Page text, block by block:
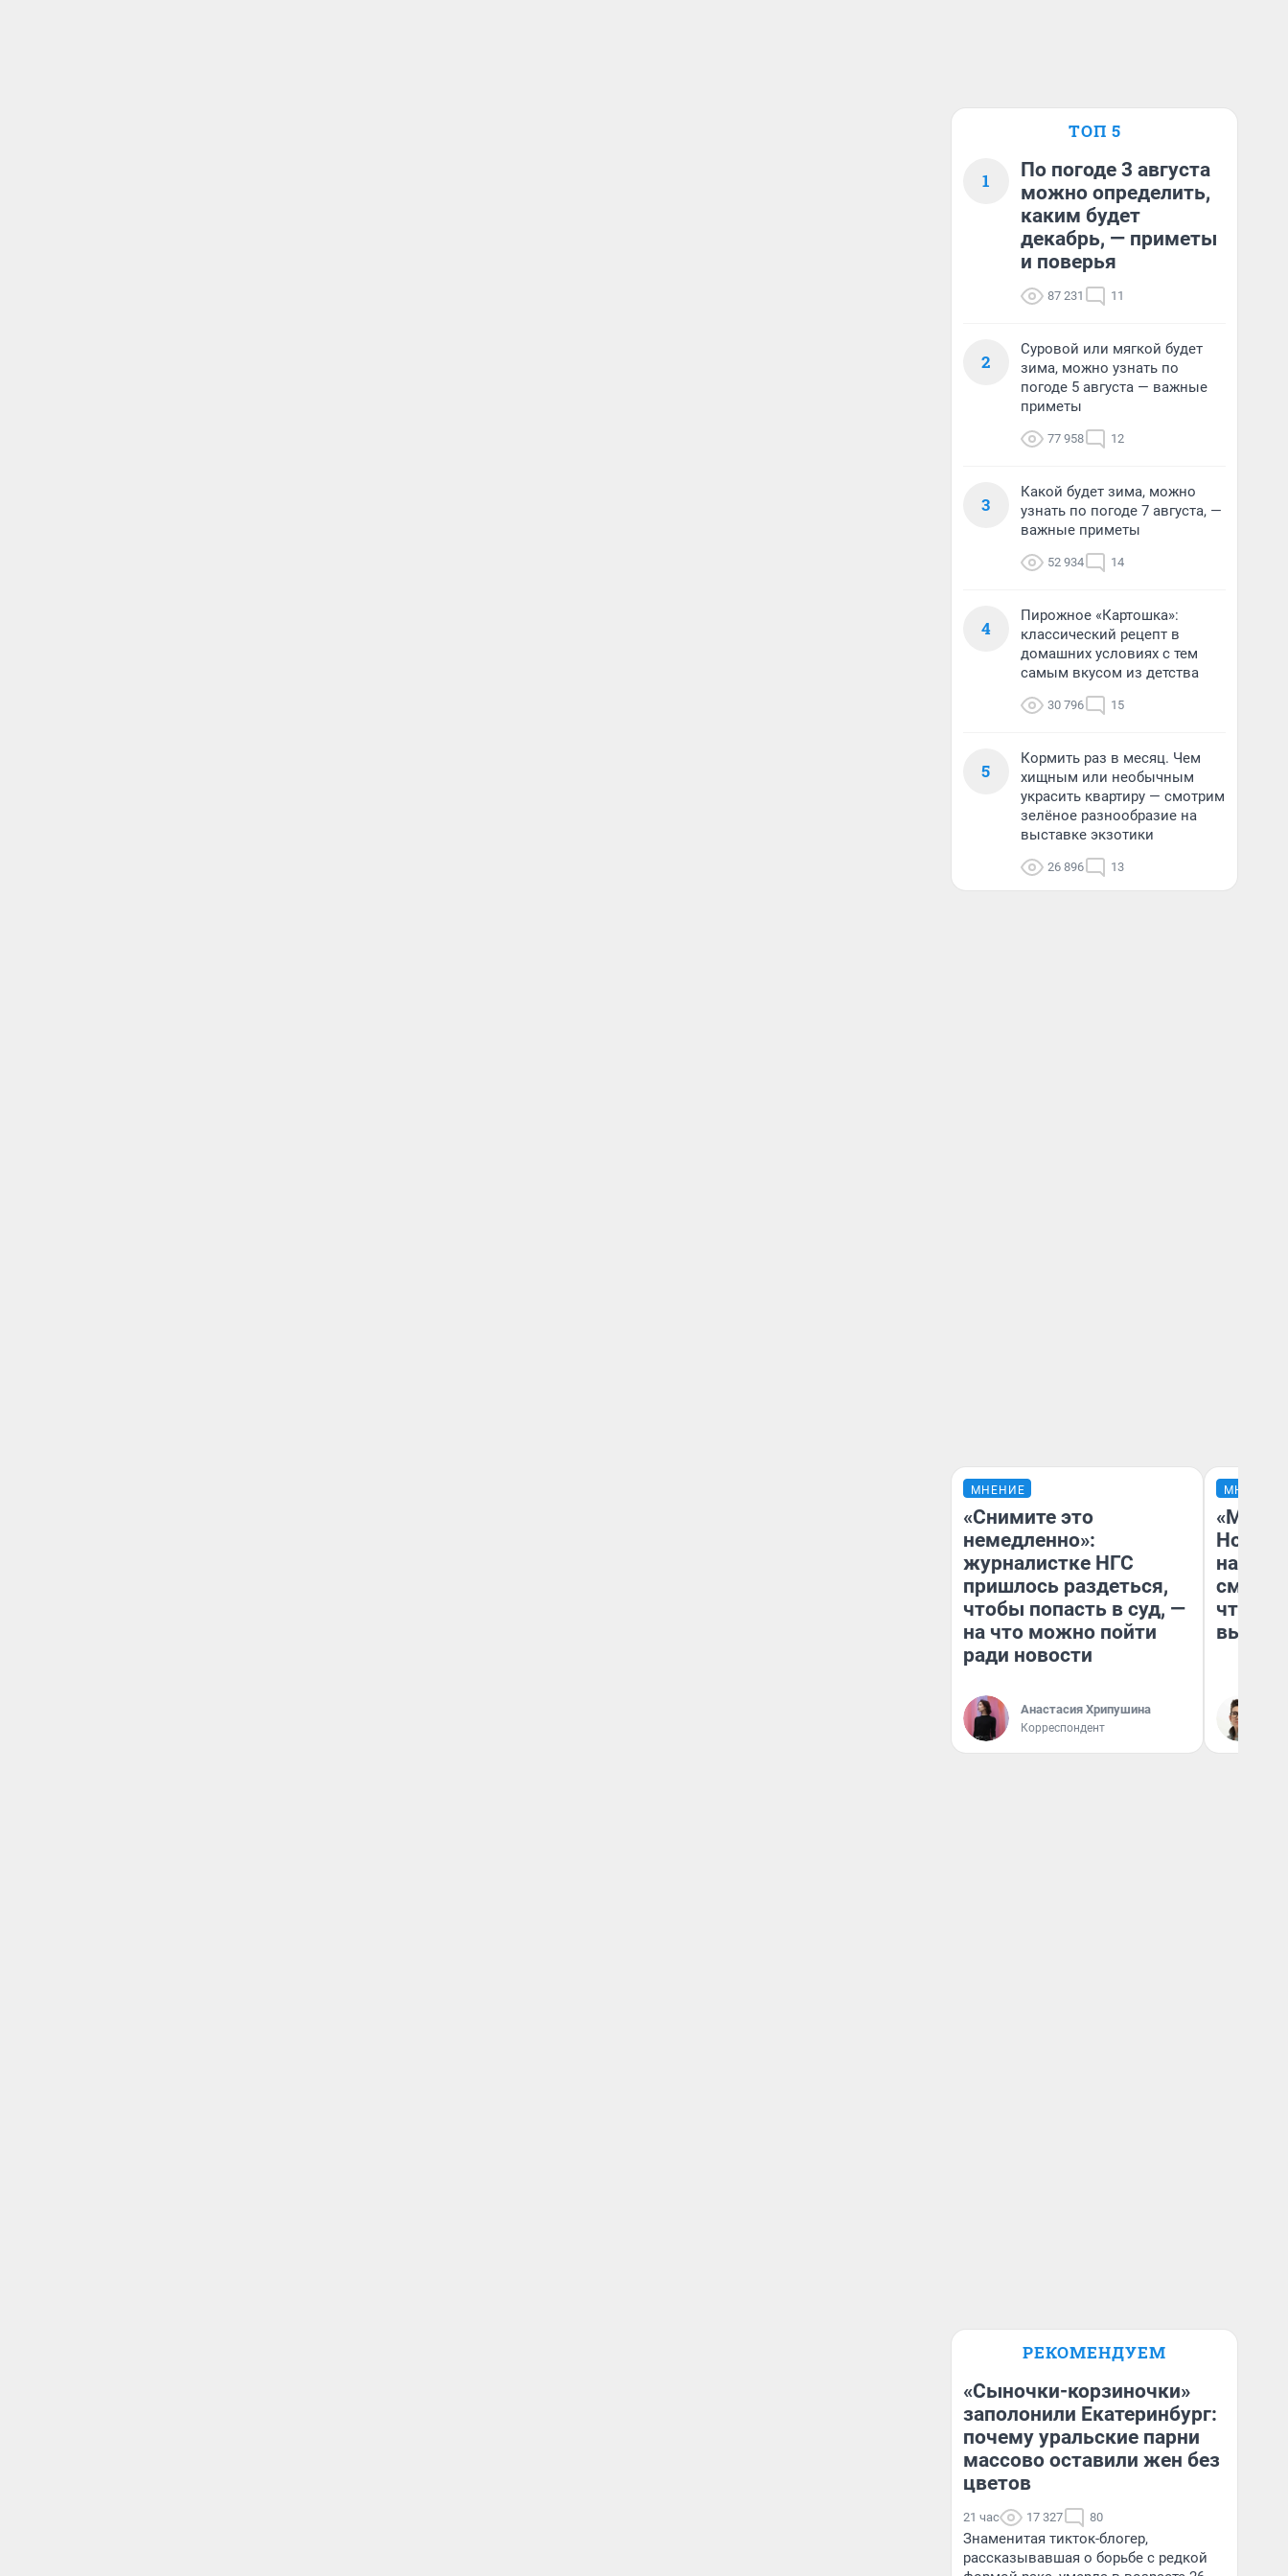
ТОП 5
1
По погоде 3 августа
можно определить,
каким будет
декабрь, — приметы
и поверья
87 231 11
2
Суровой или мягкой будет
зима, можно узнать по
погоде 5 августа — важные
приметы
77 958 12
3
Какой будет зима, можно
узнать по погоде 7 августа, —
важные приметы
52 934 14
4
Пирожное «Картошка»:
классический рецепт в
домашних условиях с тем
самым вкусом из детства
30 796 15
5
Кормить раз в месяц. Чем
хищным или необычным
украсить квартиру — смотрим
зелёное разнообразие на
выставке экзотики
26 896 13
МНЕНИЕ
«Снимите это
немедленно»:
журналистке НГС
пришлось раздеться,
чтобы попасть в суд, —
на что можно пойти
ради новости
Анастасия Хрипушина
Корреспондент
МНЕНИЕ
«Мы
чтобы
РЕКОМЕНДУЕМ
«Сыночки-корзиночки»
заполонили Екатеринбург:
почему уральские парни
массово оставили жен без
цветов
21 час 17 327 80
Знаменитая тикток-блогер,
рассказывавшая о борьбе с редкой